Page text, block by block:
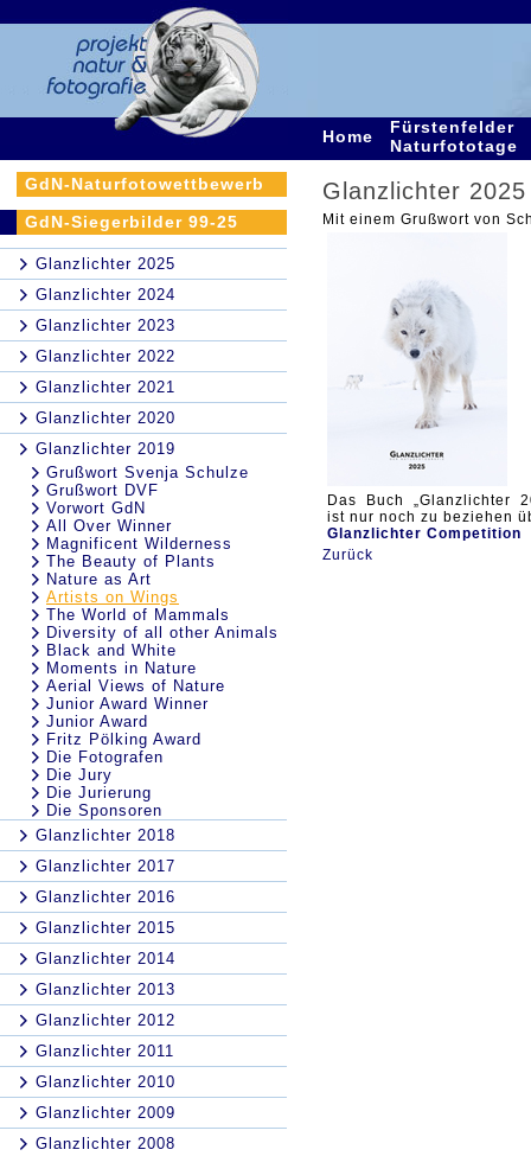
Home
Fürstenfelder
Naturfototage
GdN-Naturfotowettbewerb
GdN-Siegerbilder 99-25
Glanzlichter 2025
Glanzlichter 2024
Glanzlichter 2023
Glanzlichter 2022
Glanzlichter 2021
Glanzlichter 2020
Glanzlichter 2019
Grußwort Svenja Schulze
Grußwort DVF
Vorwort GdN
All Over Winner
Magnificent Wilderness
The Beauty of Plants
Nature as Art
Artists on Wings
The World of Mammals
Diversity of all other Animals
Black and White
Moments in Nature
Aerial Views of Nature
Junior Award Winner
Junior Award
Fritz Pölking Award
Die Fotografen
Die Jury
Die Jurierung
Die Sponsoren
Glanzlichter 2018
Glanzlichter 2017
Glanzlichter 2016
Glanzlichter 2015
Glanzlichter 2014
Glanzlichter 2013
Glanzlichter 2012
Glanzlichter 2011
Glanzlichter 2010
Glanzlichter 2009
Glanzlichter 2008
Glanzlichter 2025
Mit einem Grußwort von
Das Buch „Glanzlichter
ist nur noch zu beziehen
Glanzlichter Competition
Zurück